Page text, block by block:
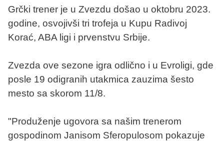
Grčki trener je u Zvezdu došao u oktobru 2023.
godine, osvojivši tri trofeja u Kupu Radivoj
Korać, ABA ligi i prvenstvu Srbije.
Zvezda ove sezone igra odlično i u Evroligi, gde
posle 19 odigranih utakmica zauzima šesto
mesto sa skorom 11/8.
"Produženje ugovora sa našim trenerom
gospodinom Janisom Sferopulosom pokazuje